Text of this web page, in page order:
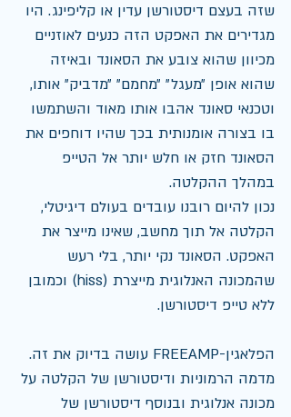
שזה בעצם דיסטורשן עדין או קליפינג. היו
מגדירים את האפקט הזה כנעים לאוזניים
מכיוון שהוא צובע את הסאונד ובאיזה
שהוא אופן ״מעגל״ ״מחמם״ ״מדביק״ אותו,
וטכנאי סאונד אהבו אותו מאוד והשתמשו
בו בצורה אומנותית בכך שהיו דוחפים את
הסאונד חזק או חלש יותר אל הטייפ
במהלך ההקלטה.
נכון להיום רובנו עובדים בעולם דיגיטלי,
הקלטה אל תוך מחשב, שאינו מייצר את
האפקט. הסאונד נקי יותר, בלי רעש
שהמכונה האנלוגית מייצרת (hiss) וכמובן
ללא טייפ דיסטורשן.
הפלאגין-FREEAMP עושה בדיוק את זה.
מדמה הרמוניות ודיסטורשן של הקלטה על
מכונה אנלוגית ובנוסף דיסטורשן של